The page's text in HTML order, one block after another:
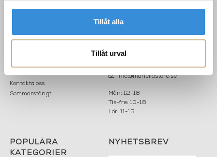
Tillåt alla
Tillåt urval
Hållbarhet
Kontakta oss
Sommarstängt
KONTAKT
LILLA BROGATAN 9
503 30 BORÅS
033 10 75 76
info@mariellastore.se
Mån: 12-18
Tis-fre: 10-18
Lör: 11-15
POPULÄRA
KATEGORIER
NYHETSBREV